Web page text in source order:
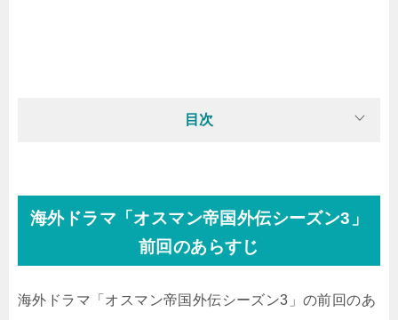
目次
海外ドラマ「オスマン帝国外伝シーズン3」
前回のあらすじ
海外ドラマ「オスマン帝国外伝シーズン3」の前回のあ